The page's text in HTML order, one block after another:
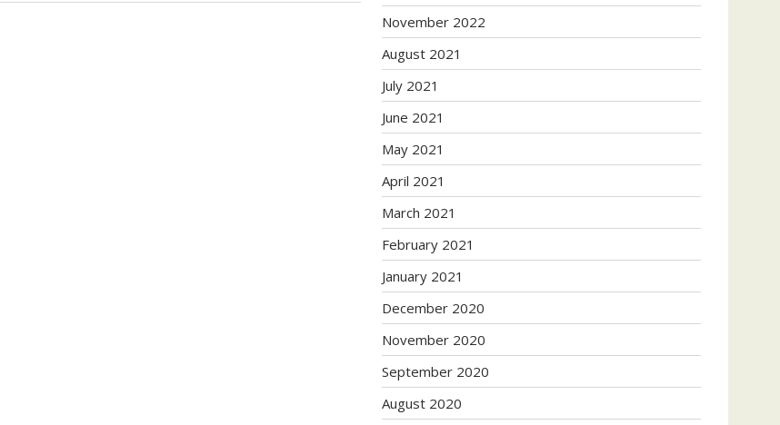
November 2022
August 2021
July 2021
June 2021
May 2021
April 2021
March 2021
February 2021
January 2021
December 2020
November 2020
September 2020
August 2020